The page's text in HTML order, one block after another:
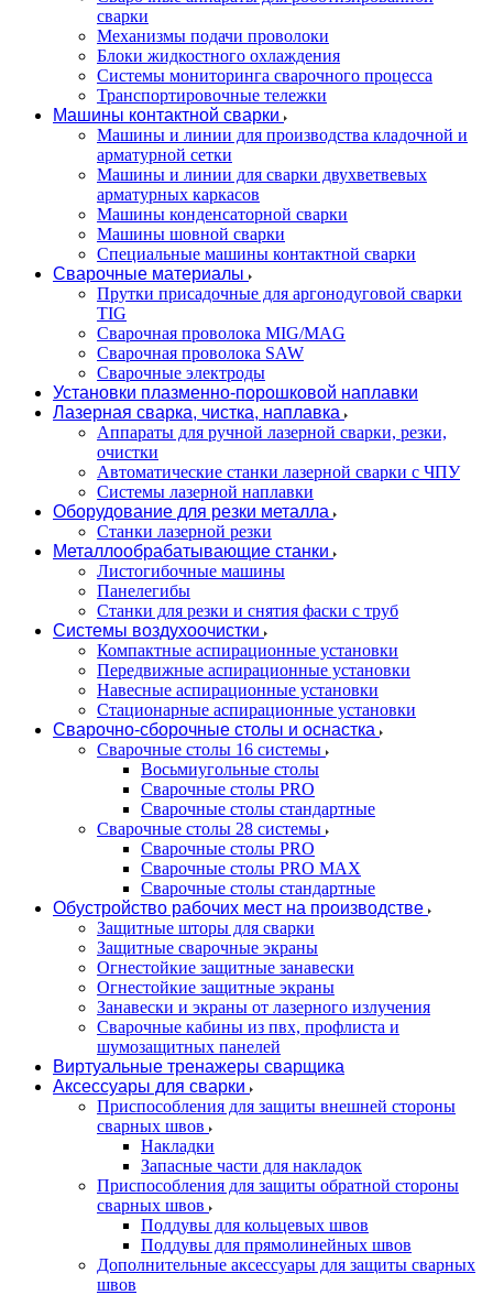
сварки
Механизмы подачи проволоки
Блоки жидкостного охлаждения
Системы мониторинга сварочного процесса
Транспортировочные тележки
Машины контактной сварки
Машины и линии для производства кладочной и
арматурной сетки
Машины и линии для сварки двухветвевых
арматурных каркасов
Машины конденсаторной сварки
Машины шовной сварки
Специальные машины контактной сварки
Сварочные материалы
Прутки присадочные для аргонодуговой сварки
TIG
Сварочная проволока MIG/MAG
Сварочная проволока SAW
Сварочные электроды
Установки плазменно-порошковой наплавки
Лазерная сварка, чистка, наплавка
Аппараты для ручной лазерной сварки, резки,
очистки
Автоматические станки лазерной сварки с ЧПУ
Системы лазерной наплавки
Оборудование для резки металла
Станки лазерной резки
Металлообрабатывающие станки
Листогибочные машины
Панелегибы
Станки для резки и снятия фаски с труб
Системы воздухоочистки
Компактные аспирационные установки
Передвижные аспирационные установки
Навесные аспирационные установки
Стационарные аспирационные установки
Сварочно-сборочные столы и оснастка
Сварочные столы 16 системы
Восьмиугольные столы
Сварочные столы PRO
Сварочные столы стандартные
Сварочные столы 28 системы
Сварочные столы PRO
Сварочные столы PRO MAX
Сварочные столы стандартные
Обустройство рабочих мест на производстве
Защитные шторы для сварки
Защитные сварочные экраны
Огнестойкие защитные занавески
Огнестойкие защитные экраны
Занавески и экраны от лазерного излучения
Сварочные кабины из пвх, профлиста и
шумозащитных панелей
Виртуальные тренажеры сварщика
Аксессуары для сварки
Приспособления для защиты внешней стороны
сварных швов
Накладки
Запасные части для накладок
Приспособления для защиты обратной стороны
сварных швов
Поддувы для кольцевых швов
Поддувы для прямолинейных швов
Дополнительные аксессуары для защиты сварных
швов